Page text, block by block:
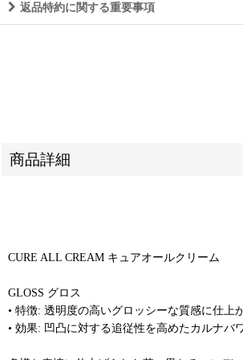
返品特約に関する重要事項
商品詳細
CURE ALL CREAM キュアオールクリーム
GLOSS グロス
• 特徴: 透明度の高いグロッシーな質感に仕上
• 効果: 凹凸に対する追従性を高めたカルナバ